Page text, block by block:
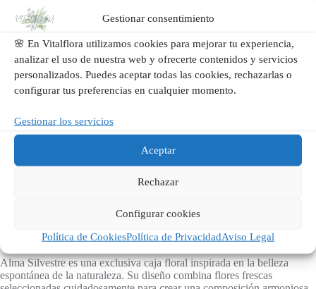
Gestionar consentimiento
🌸 En Vitalflora utilizamos cookies para mejorar tu experiencia,
analizar el uso de nuestra web y ofrecerte contenidos y servicios
personalizados. Puedes aceptar todas las cookies, rechazarlas o
configurar tus preferencias en cualquier momento.
Gestionar los servicios
Aceptar
Rechazar
Configurar cookies
Política de CookiesPolítica de PrivacidadAviso Legal
Descripción
Valoraciones (0)
Alma Silvestre es una exclusiva caja floral inspirada en la belleza
espontánea de la naturaleza. Su diseño combina flores frescas